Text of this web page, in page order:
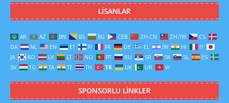
LISANLAR
AR AZ BN BS BG CEB ZH-CN ZH-TW
CS
DA
NL EN ET FI FR DE EL IW HI
IT
JA
KO LV LT NO PT RU SR SK SL
ES
SV
TG TA TE TH TR UK UR VI
SPONSORLU LINKLER